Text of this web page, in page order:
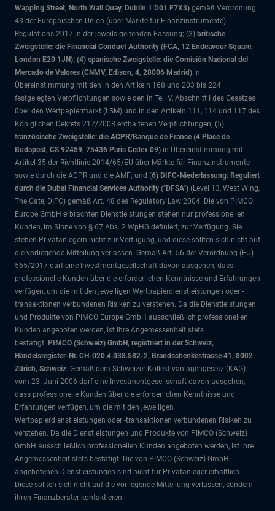
Wapping Street, North Wall Quay, Dublin 1 D01 F7X3) gemäß Verordnung
43 der Europäischen Union (über Märkte für Finanzinstrumente)
Regulations 2017 in der jeweils geltenden Fassung; (3) britische
Zweigstelle: die Financial Conduct Authority (FCA, 12 Endeavour Square,
London E20 1JN); (4) spanische Zweigstelle: die Comisión Nacional del
Mercado de Valores (CNMV, Edison, 4, 28006 Madrid) in
Übereinstimmung mit den in den Artikeln 168 und 203 bis 224
festgelegten Verpflichtungen sowie den in Teil V, Abschnitt I des Gesetzes
über den Wertpapiermarkt (LSM) und in den Artikeln 111, 114 und 117 des
Königlichen Dekrets 217/2008 enthaltenen Verpflichtungen; (5)
französische Zweigstelle: die ACPR/Banque de France (4 Place de
Budapest, CS 92459, 75436 Paris Cedex 09) in Übereinstimmung mit
Artikel 35 der Richtlinie 2014/65/EU über Märkte für Finanzinstrumente
sowie durch die ACPR und die AMF; und (6) DIFC-Niederlassung: Reguliert
durch die Dubai Financial Services Authority ("DFSA") (Level 13, West Wing,
The Gate, DIFC) gemäß Art. 48 des Regulatory Law 2004. Die von PIMCO
Europe GmbH erbrachten Dienstleistungen stehen nur professionellen
Kunden, im Sinne von § 67 Abs. 2 WpHG definiert, zur Verfügung. Sie
stehen Privatanlegern nicht zur Verfügung, und diese sollten sich nicht auf
die vorliegende Mitteilung verlassen. Gemäß Art. 56 der Verordnung (EU)
565/2017 darf eine Investmentgesellschaft davon ausgehen, dass
professionelle Kunden über die erforderlichen Kenntnisse und Erfahrungen
verfügen, um die mit den jeweiligen Wertpapierdienstleistungen oder -
transaktionen verbundenen Risiken zu verstehen. Da die Dienstleistungen
und Produkte von PIMCO Europe GmbH ausschließlich professionellen
Kunden angeboten werden, ist ihre Angemessenheit stets
bestätigt. PIMCO (Schweiz) GmbH, registriert in der Schweiz,
Handelsregister-Nr. CH-020.4.038.582-2, Brandschenkestrasse 41, 8002
Zürich, Schweiz. Gemäß dem Schweizer Kollektivanlagengesetz (KAG)
vom 23. Juni 2006 darf eine Investmentgesellschaft davon ausgehen,
dass professionelle Kunden über die erforderlichen Kenntnisse und
Erfahrungen verfügen, um die mit den jeweiligen
Wertpapierdienstleistungen oder -transaktionen verbundenen Risiken zu
verstehen. Da die Dienstleistungen und Produkte von PIMCO (Schweiz)
GmbH ausschließlich professionellen Kunden angeboten werden, ist ihre
Angemessenheit stets bestätigt. Die von PIMCO (Schweiz) GmbH
angebotenen Dienstleistungen sind nicht für Privatanleger erhältlich.
Diese sollten sich nicht auf die vorliegende Mitteilung verlassen, sondern
ihren Finanzberater kontaktieren.